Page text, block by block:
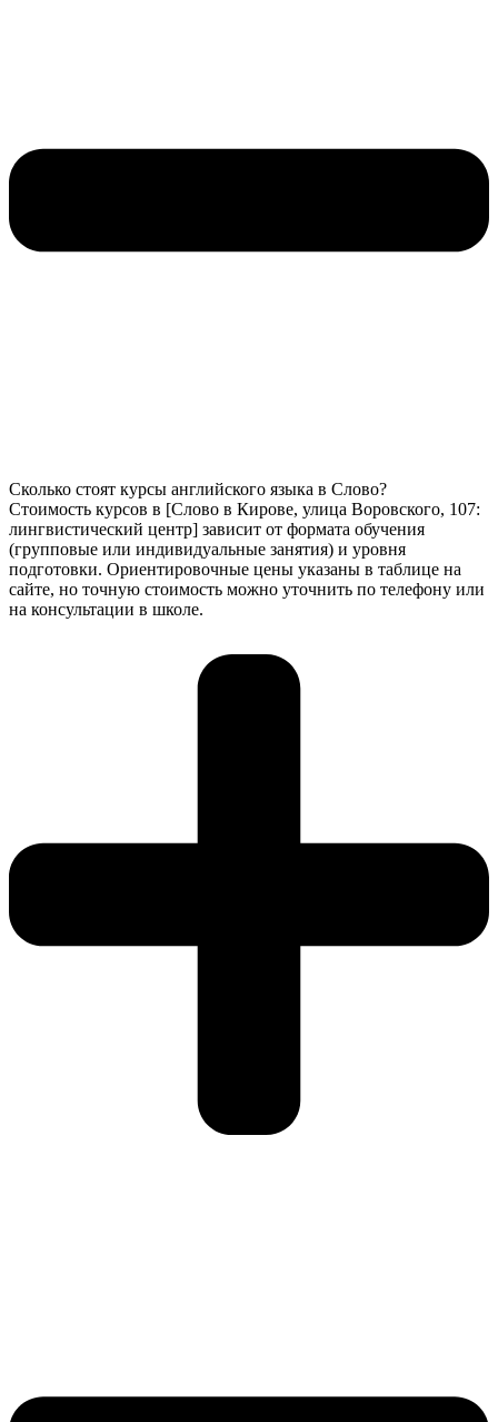
Сколько стоят курсы английского языка в Слово?
Стоимость курсов в [Слово в Кирове, улица Воровского, 107:
лингвистический центр] зависит от формата обучения
(групповые или индивидуальные занятия) и уровня
подготовки. Ориентировочные цены указаны в таблице на
сайте, но точную стоимость можно уточнить по телефону или
на консультации в школе.